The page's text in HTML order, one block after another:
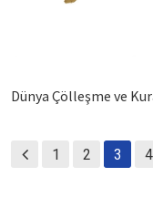
Dünya Çölleşme ve
1 2 3 4